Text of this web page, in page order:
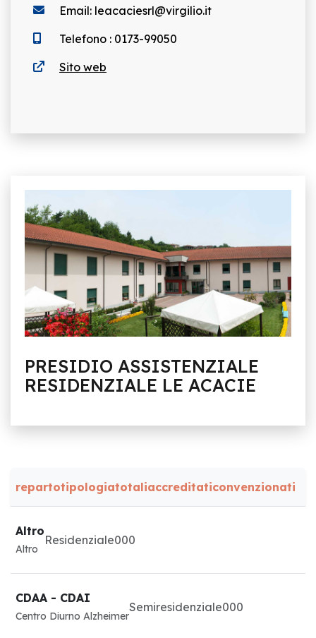
Email: leacaciesrl@virgilio.it
Telefono : 0173-99050
Sito web
PRESIDIO ASSISTENZIALE
RESIDENZIALE LE ACACIE
repartotipologiatotaliaccreditaticonvenzionati
Altro
Altro
Residenziale000
CDAA - CDAI
Centro Diurno Alzheimer
Semiresidenziale000